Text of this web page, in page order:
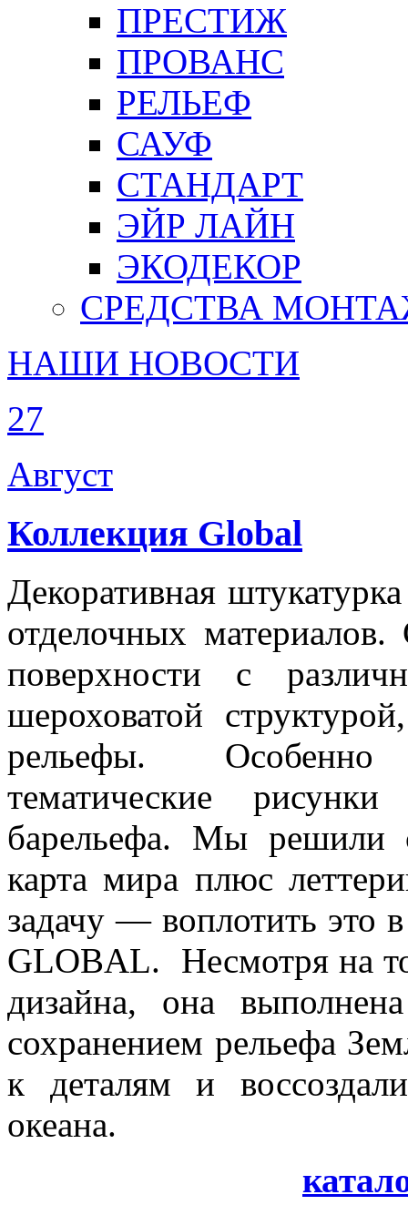
ПРЕСТИЖ
ПРОВАНС
РЕЛЬЕФ
САУФ
СТАНДАРТ
ЭЙР ЛАЙН
ЭКОДЕКОР
СРЕДСТВА
НАШИ НОВОСТИ
27
Август
Коллекция Global
Декоративная
отделочных
поверхности с
шероховатой
рельефы. Особенно
тематические
барельефа. Мы решили
карта мира плюс
задачу — воплотить это
GLOBAL. Несмотря на
дизайна, она
сохранением рельефа
к деталям и
океана.